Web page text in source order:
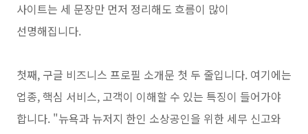
사이트는 세 문장만 먼저 정리해도 흐름이 많이
선명해집니다.
첫째, 구글 비즈니스 프로필 소개문 첫 두 줄입니다. 여기에는
업종, 핵심 서비스, 고객이 이해할 수 있는 특징이 들어가야
합니다. "뉴욕과 뉴저지 한인 소상공인을 위한 세무 신고와